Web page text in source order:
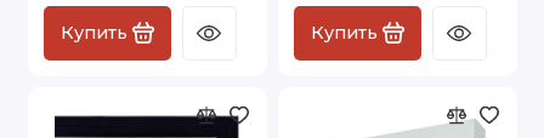
Купить Купить